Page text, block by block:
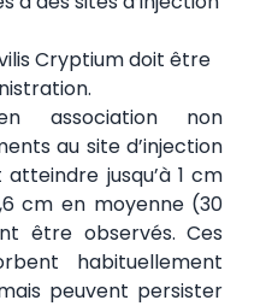
Cryptium doit être
association non
au site d’injection
jusqu’à 1 cm
cm en moyenne (30
être observés. Ces
habituellement
peuvent persister